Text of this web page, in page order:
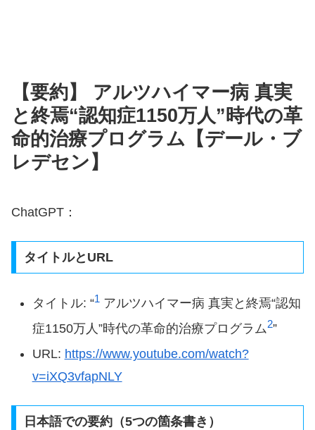
【要約】 アルツハイマー病 真実
と終焉“認知症1150万人”時代の革
命的治療プログラム【デール・ブ
レデセン】
ChatGPT：
タイトルとURL
タイトル: “​1​ アルツハイマー病 真実と終焉“認知
症1150万人”時代の革命的治療プログラム​2​”
URL: https://www.youtube.com/watch?
v=iXQ3vfapNLY
日本語での要約（5つの箇条書き）